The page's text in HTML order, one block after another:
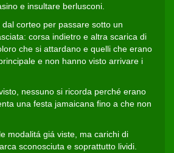
e insultare berlusconi.
corteo per passare sotto un
corsa indietro e altra scarica di
che si attardano e quelli che erano
e non hanno visto arrivare i
nessuno si ricorda perché erano
una festa jamaicana fino a che non
modalitá giá viste, ma carichi di
sconosciuta e soprattutto lividi.